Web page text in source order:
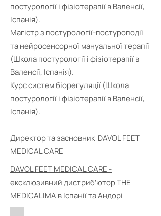
постурології і фізіотерапії в Валенсії,
Іспанія).
Магістр з постурології-постуроподії
та нейросенсорної мануальної терапії
(Школа постурології і фізіотерапії в
Валенсії, Іспанія).
Курс систем біорегуляції (Школа
постурології і фізіотерапії в Валенсії,
Іспанія).
Директор та засновник DAVOL FEET
MEDICAL CARE
DAVOL FEET MEDICAL CARE -
ексклюзивний дистриб’ютор THE
MEDICALIMA в Іспанії та Андорі